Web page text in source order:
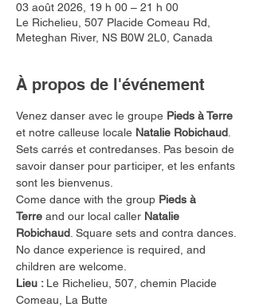
03 août 2026, 19 h 00 – 21 h 00
Le Richelieu, 507 Placide Comeau Rd,
Meteghan River, NS B0W 2L0, Canada
À propos de l'événement
Venez danser avec le groupe Pieds à Terre
et notre calleuse locale Natalie Robichaud
Sets carrés et contredanses. Pas besoin de
savoir danser pour participer, et les enfants
sont les bienvenus.
Come dance with the group Pieds à
Terre and our local caller Natalie
Robichaud . Square sets and contra dances.
No dance experience is required, and
children are welcome.
Lieu : Le Richelieu, 507, chemin Placide
Comeau, La Butte